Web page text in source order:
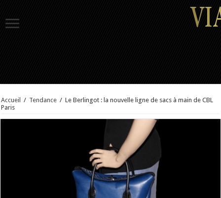
Accueil / Tendance / Le Berlingot : la nouvelle ligne de sacs à main de CBL
Paris